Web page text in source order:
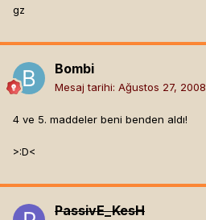
gz
Bombi
Mesaj tarihi: Ağustos 27, 2008
4 ve 5. maddeler beni benden aldı!
>:D<
PassivE_KesH